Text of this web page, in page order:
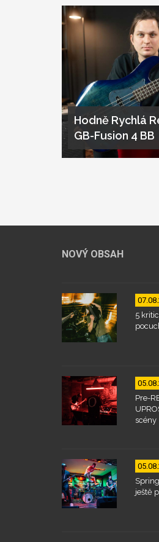
Hodně Rychlá
GB-Fusion 4 BB
NOVÝ OBSAH
5
Pre-
scény
ještě